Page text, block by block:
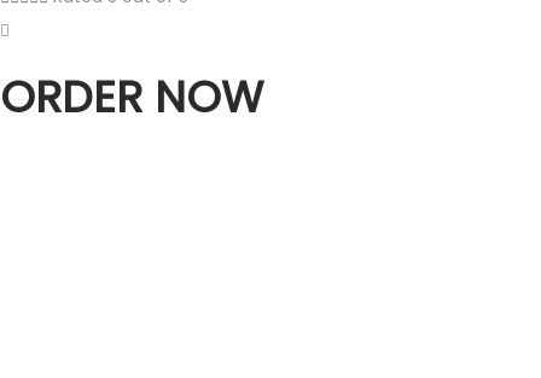
ORDER NOW